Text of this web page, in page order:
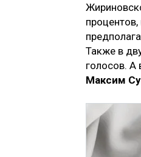
Также в
голосов. А
Максим